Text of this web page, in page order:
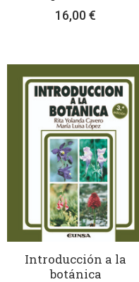
16,00 €
Introducción a la
botánica